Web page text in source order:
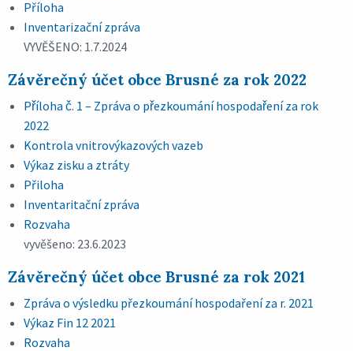
Příloha
Inventarizační zpráva
VYVĚŠENO: 1.7.2024
Závěrečný účet obce Brusné za rok 2022
Příloha č. 1 – Zpráva o přezkoumání hospodaření za rok
2022
Kontrola vnitrovýkazových vazeb
Výkaz zisku a ztráty
Přiloha
Inventaritační zpráva
Rozvaha
vyvěšeno: 23.6.2023
Závěrečný účet obce Brusné za rok 2021
Zpráva o výsledku přezkoumání hospodaření za r. 2021
Výkaz Fin 12 2021
Rozvaha